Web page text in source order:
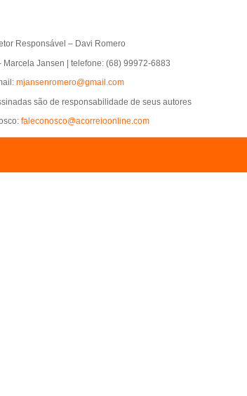
Responsável – Davi Romero
Marcela Jansen | telefone: (68) 99972-6883
mjansenromero@gmail.com
são de responsabilidade de seus autores
faleconosco@acorreioonline.com